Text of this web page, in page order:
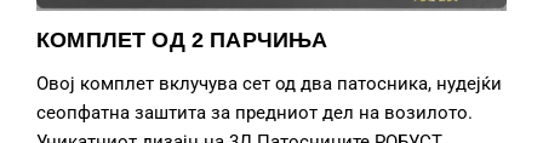
КОМПЛЕТ ОД 2 ПАРЧИЊА
Овој комплет вклучува сет од два патосника, нудејќи
сеопфатна заштита за предниот дел на возилото.